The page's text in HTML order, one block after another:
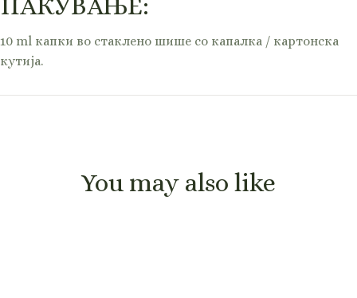
10 ml капки во стаклено шише со капалка / картонска
кутија.
You may also like